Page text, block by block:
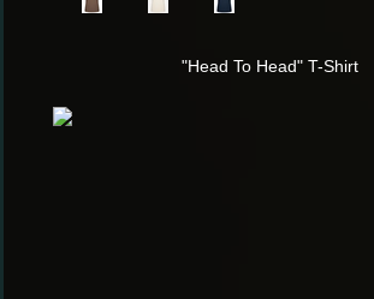
"Head To Head" T-Shirt